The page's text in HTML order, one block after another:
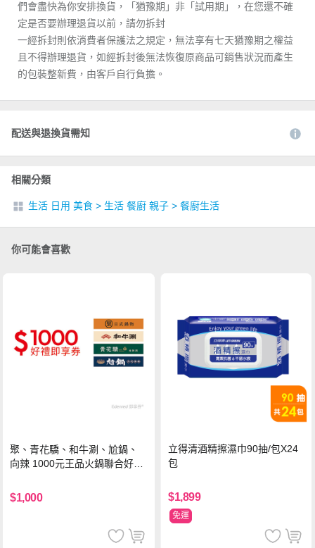
們會盡快為你安排換貨，「猶豫期」非「試用期」，在您還不確
定是否要辦理退貨以前，請勿拆封
一經拆封則依消費者保護法之規定，無法享有七天猶豫期之權益
且不得辦理退貨，如經拆封後無法恢復原商品可銷售狀況而產生
的包裝整新費，由客戶自行負擔。
配送與退換貨需知
相關分類
生活 日用 美食 > 生活 餐廚 親子 > 餐廚生活
你可能會喜歡
聚、青花驕、和牛涮、尬鍋、
向辣 1000元王品火鍋聯合好禮
$1,000
立得清酒精擦濕巾90抽/包X24
包
$1,899
免運